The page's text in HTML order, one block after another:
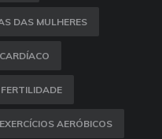
DAS MULHERES
AERÓBICOS